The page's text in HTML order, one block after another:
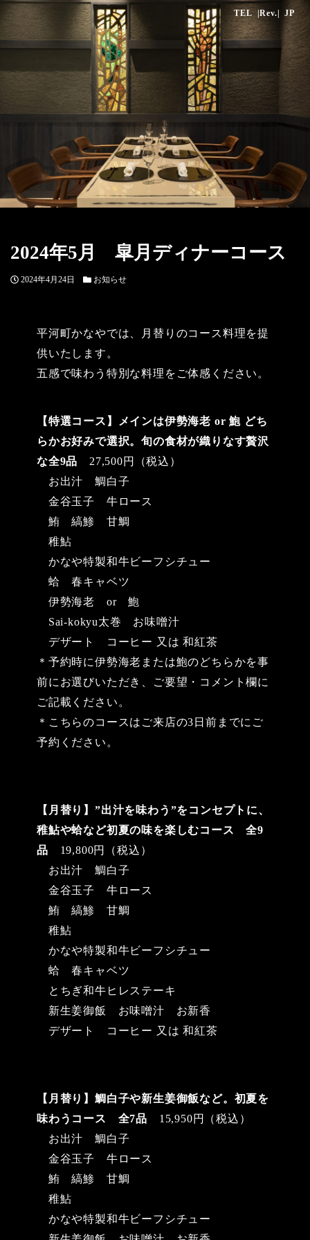
TEL |Rev.| JP
2024年5月 皐月ディナーコース
投
2024年4月24日
カ
リ
ー
お知らせ
平河町かなやでは、月替りのコース料理を提
供いたします。
五感で味わう特別な料理をご体感ください。
【特選コース】メインは伊勢海老 or 鮑 どち
らかお好みで選択。旬の食材が織りなす贅沢
な全9品 27,500円（税込）
お出汁 鯛白子
金谷玉子 牛ロース
鮪 縞鯵 甘鯛
稚鮎
かなや特製和牛ビーフシチュー
蛤 春キャベツ
伊勢海老 or 鮑
Sai-kokyu太巻 お味噌汁
デザート コーヒー 又は 和紅茶
＊予約時に伊勢海老または鮑のどちらかを事
前にお選びいただき、ご要望・コメント欄に
ご記載ください。
＊こちらのコースはご来店の3日前までにご
予約ください。
【月替り】”出汁を味わう”をコンセプトに、
稚鮎や蛤など初夏の味を楽しむコース 全9
品 19,800円（税込）
お出汁 鯛白子
金谷玉子 牛ロース
鮪 縞鯵 甘鯛
稚鮎
かなや特製和牛ビーフシチュー
蛤 春キャベツ
とちぎ和牛ヒレステーキ
新生姜御飯 お味噌汁 お新香
デザート コーヒー 又は 和紅茶
【月替り】鯛白子や新生姜御飯など。初夏を
味わうコース 全7品 15,950円（税込）
お出汁 鯛白子
金谷玉子 牛ロース
鮪 縞鯵 甘鯛
稚鮎
かなや特製和牛ビーフシチュー